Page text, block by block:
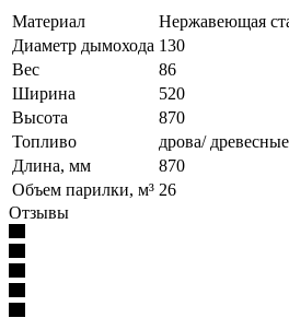
Материал
Нержавеющая
Диаметр дымохода 130
Вес
86
Ширина
520
Высота
870
Топливо
дрова/
Длина, мм
870
Объем парилки, м³ 26
Отзывы